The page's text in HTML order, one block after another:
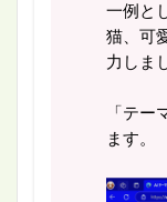
一例と
猫、可
力しま
「テー
ます。